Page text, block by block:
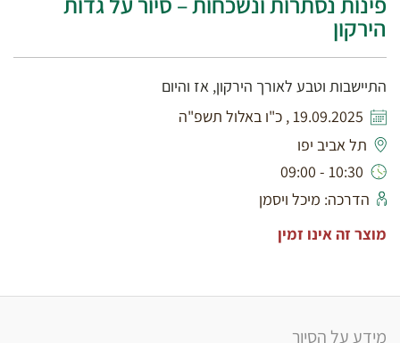
הירקון
התיישבות וטבע לאורך הירקון, אז והיום
19.09.2025 , כ"ו באלול תשפ"ה
תל אביב יפו
10:30 - 09:00
הדרכה: מיכל ויסמן
מוצר זה אינו זמין
מידע על הסיור